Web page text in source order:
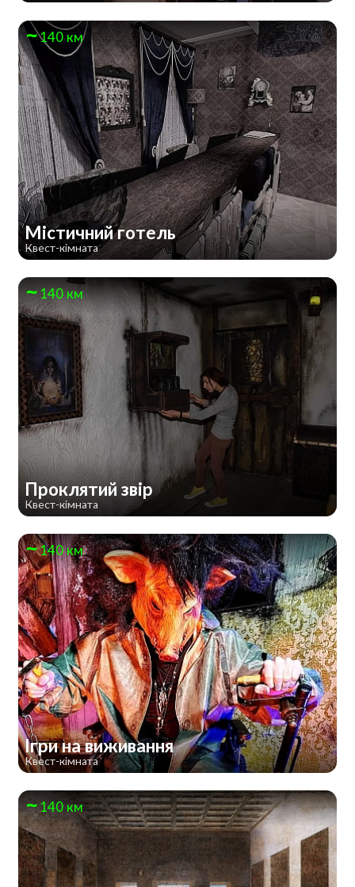
140 км
Містичний готель
Квест-кімната
140 км
Проклятий звір
Квест-кімната
140 км
Ігри на виживання
Квест-кімната
140 км